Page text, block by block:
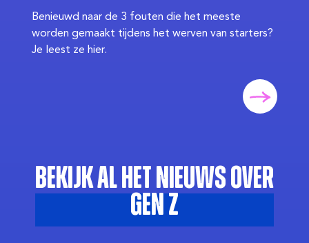
Benieuwd naar de 3 fouten die het meeste
worden gemaakt tijdens het werven van starters?
Je leest ze hier.
Bekijk al het nieuws over
Gen Z